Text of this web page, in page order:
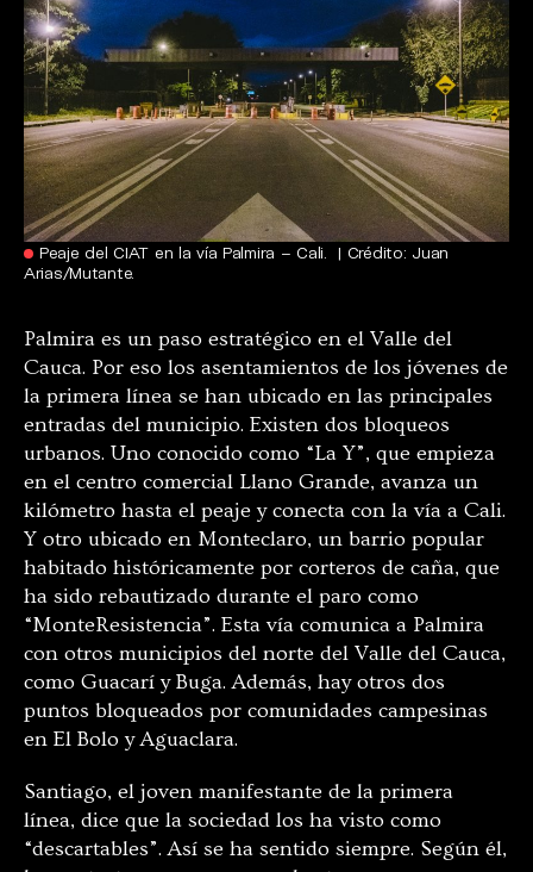
Peaje del CIAT en la vía Palmira – Cali. | Crédito: Juan
Arias/Mutante.
Palmira es un paso estratégico en el Valle del
Cauca. Por eso los asentamientos de los jóvenes de
la primera línea se han ubicado en las principales
entradas del municipio. Existen dos bloqueos
urbanos. Uno conocido como “La Y”, que empieza
en el centro comercial Llano Grande, avanza un
kilómetro hasta el peaje y conecta con la vía a Cali.
Y otro ubicado en Monteclaro, un barrio popular
habitado históricamente por corteros de caña, que
ha sido rebautizado durante el paro como
“MonteResistencia”. Esta vía comunica a Palmira
con otros municipios del norte del Valle del Cauca,
como Guacarí y Buga. Además, hay otros dos
puntos bloqueados por comunidades campesinas
en El Bolo y Aguaclara.
Santiago, el joven manifestante de la primera
línea, dice que la sociedad los ha visto como
“descartables”. Así se ha sentido siempre. Según él,